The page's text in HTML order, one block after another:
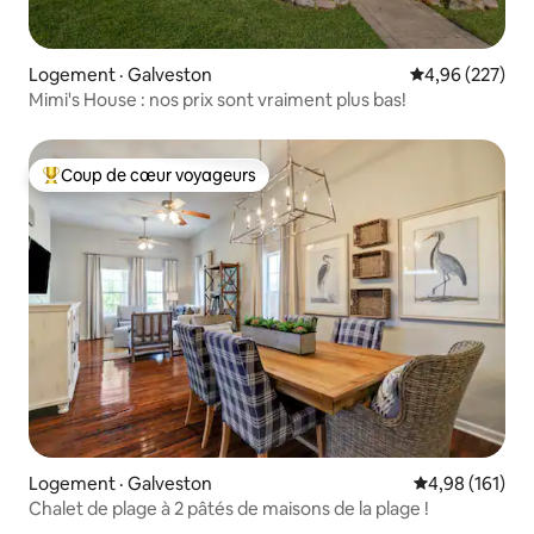
Logement · Galveston Note
4,96 (227)
Mimi's House : nos prix sont vraiment plus bas!
Coup de cœur voyageurs parmi les plus aimés
Coup de cœur voyageurs
Logement · Galveston Note
4,98 (161)
Chalet de plage à 2 pâtés de maisons de la plage !